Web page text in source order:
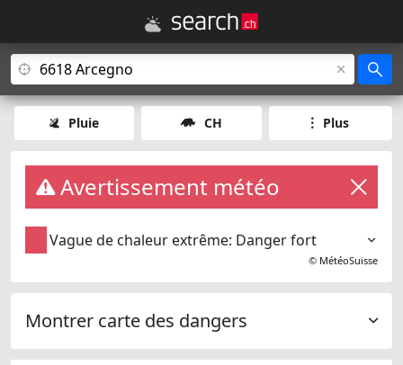
Pluie CH Plus
Avertissement météo
Vague de chaleur extrême: Danger fort
© MétéoSuisse
Montrer carte des dangers